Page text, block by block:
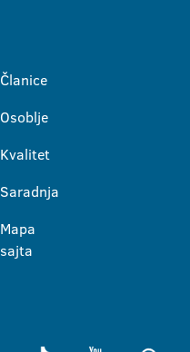
Članice
Osoblje
Kvalitet
Saradnja
Mapa
sajta